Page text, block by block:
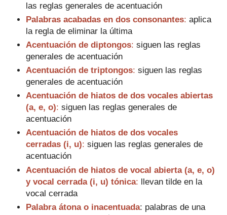
las reglas generales de acentuación
Palabras acabadas en dos consonantes: aplica
la regla de eliminar la última
Acentuación de diptongos: siguen las reglas
generales de acentuación
Acentuación de triptongos: siguen las reglas
generales de acentuación
Acentuación de hiatos de dos vocales abiertas
(a, e, o): siguen las reglas generales de
acentuación
Acentuación de hiatos de dos vocales
cerradas (i, u): siguen las reglas generales de
acentuación
Acentuación de hiatos de vocal abierta (a, e, o)
y vocal cerrada (i, u) tónica: llevan tilde en la
vocal cerrada
Palabra átona o inacentuada: palabras de una